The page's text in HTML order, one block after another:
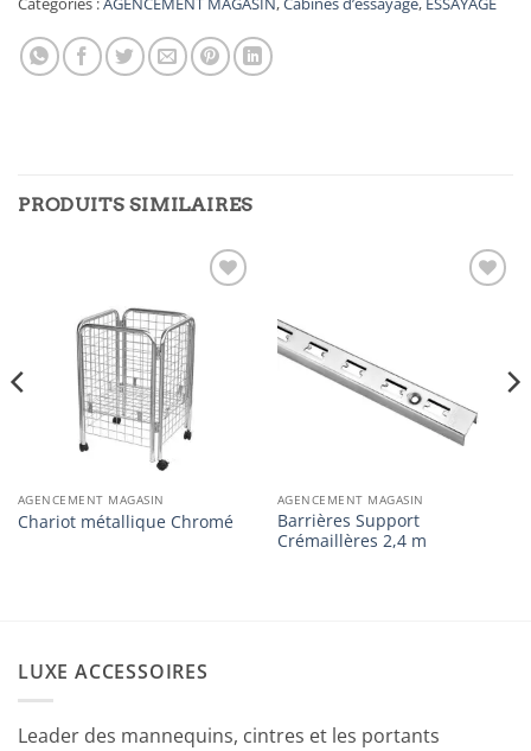
PRODUITS SIMILAIRES
d’envies
AGENCEMENT MAGASIN
Chariot métallique Chromé
AGENCEMENT MAGASIN
Barrières Support
Crémaillères 2,4 m
LUXE ACCESSOIRES
Leader des mannequins, cintres et les portants